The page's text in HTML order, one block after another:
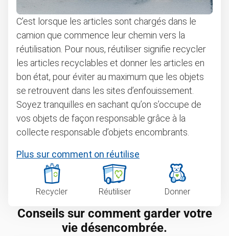
C’est lorsque les articles sont chargés dans le
camion que commence leur chemin vers la
réutilisation. Pour nous, réutiliser signifie recycler
les articles recyclables et donner les articles en
bon état, pour éviter au maximum que les objets
se retrouvent dans les sites d’enfouissement.
Soyez tranquilles en sachant qu’on s’occupe de
vos objets de façon responsable grâce à la
collecte responsable d’objets encombrants.
Plus sur comment on réutilise
Recycler Réutiliser Donner
Conseils sur comment garder votre
vie désencombrée.